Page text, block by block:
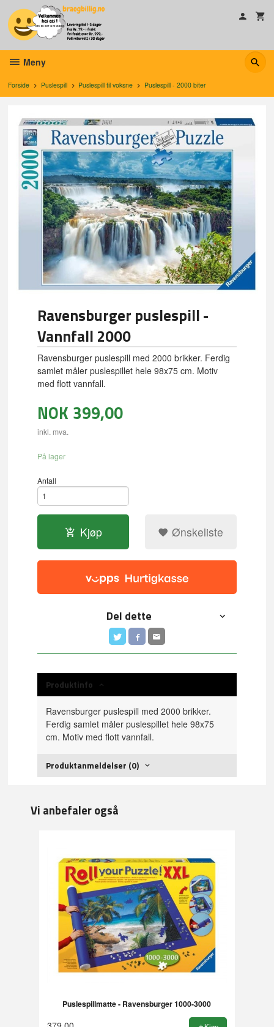
innholdet
Meny
Forside Puslespill Puslespill til voksne Puslespill - 2000 biter
Ravensburger puslespill -
Vannfall 2000
Ravensburger puslespill med 2000 brikker. Ferdig
samlet måler puslespillet hele 98x75 cm. Motiv
med flott vannfall.
NOK 399,00
inkl. mva.
På lager
Antall
Kjøp Ønskeliste
Del dette
Produktinfo
Ravensburger puslespill med 2000 brikker.
Ferdig samlet måler puslespillet hele 98x75
cm. Motiv med flott vannfall.
Produktanmeldelser (0)
Vi anbefaler også
Puslespillmatte - Ravensburger 1000-3000